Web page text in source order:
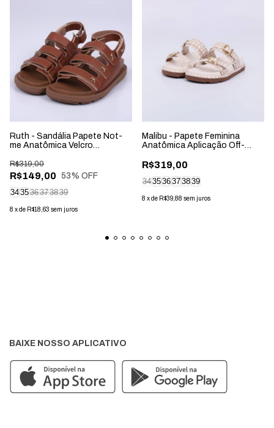
Ruth - Sandália Papete Not-
me Anatômica Velcro
R$149,00
R$319,00
53% OFF
343536373839
8 xde R$18,63 sem juros
Malibu - Papete Feminina
Anatômica Aplicação Off-
R$319,00
343536373839
8 xde R$39,88 sem juros
BAIXE NOSSO APLICATIVO